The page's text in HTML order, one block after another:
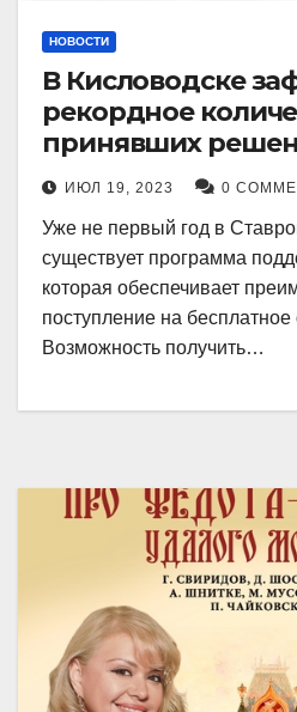
НОВОСТИ
В Кисловодске
рекордное
принявших
воспользоваться
установленными
целью
медицинский вуз
ИЮЛ 19, 2023 0
Уже не первый год в
существует программа
которая обеспечивает
поступление на бесплатное
Возможность получить…